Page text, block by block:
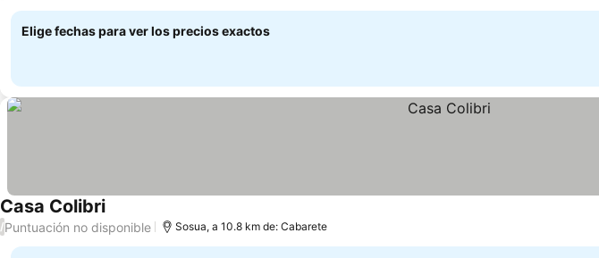
Elige fechas para ver los precios exactos
Casa ColibriVer precios
/Puntuación no disponible Sosua, a 10.8 km de: Cabarete